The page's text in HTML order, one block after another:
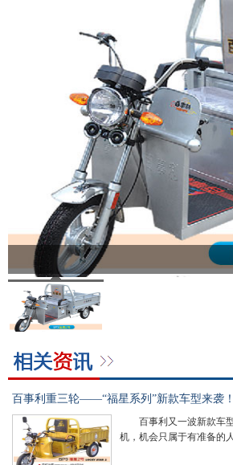
百事利重三轮——“福星系列”新款车型来袭！
百事利又一波新款车
机，机会只属于有准备的